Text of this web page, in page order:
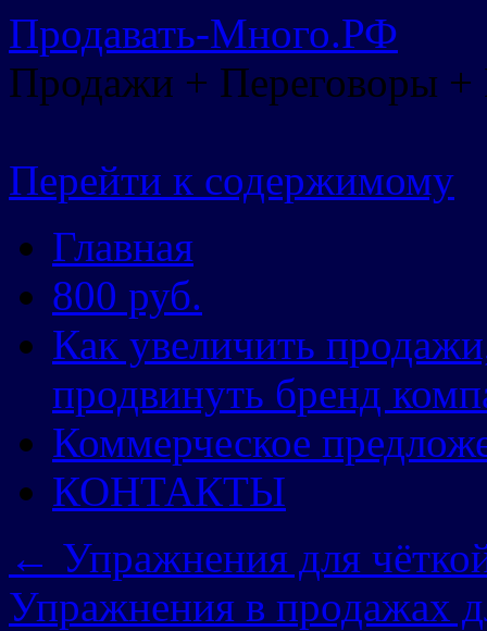
Продавать-Много.РФ
Продажи + Переговоры +
Перейти к содержимому
Главная
800 руб.
Как увеличить
продвинуть бренд
Коммерческое
КОНТАКТЫ
← Упражнения для
Упражнения в продажах